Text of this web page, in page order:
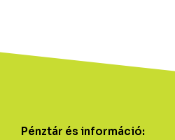
Pénztár és információ: